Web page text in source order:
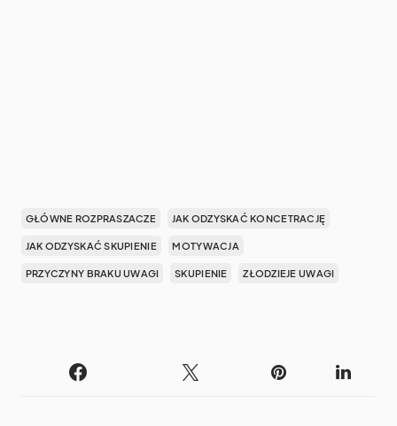
GŁÓWNE ROZPRASZACZE JAK ODZYSKAĆ KONCETRACJĘ
JAK ODZYSKAĆ SKUPIENIE MOTYWACJA
PRZYCZYNY BRAKU UWAGI SKUPIENIE ZŁODZIEJE UWAGI